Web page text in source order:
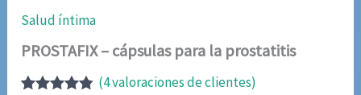
Salud íntima
PROSTAFIX – cápsulas para la prostatitis
(4valoraciones de clientes)